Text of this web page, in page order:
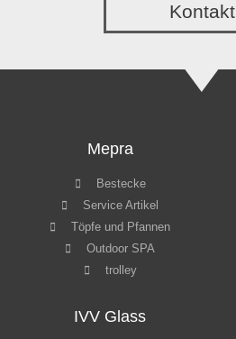
Kontakt
Mepra
Bestecke
Service Artikel
Töpfe und Pfannen
Outdoor SPA
trolley
IVV Glass